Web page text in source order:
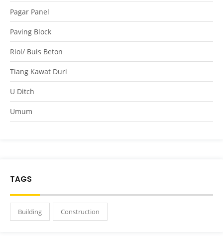
Pagar Panel
Paving Block
Riol/ Buis Beton
Tiang Kawat Duri
U Ditch
Umum
TAGS
Building Construction